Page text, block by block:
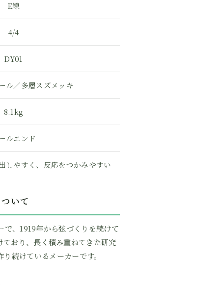
E線
4/4
DY01
ル／多層スズメッキ
8.1kg
ルエンド
しやすく、反応をつかみやすい
いて
、1919年から弦づくりを続けて
おり、長く積み重ねてきた研究
続けているメーカーです。